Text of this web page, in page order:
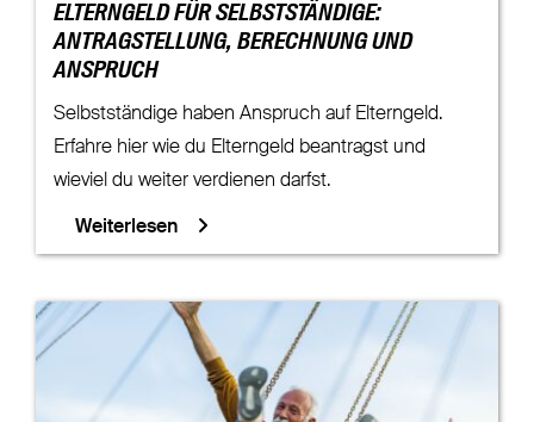
ELTERNGELD FÜR SELBSTSTÄNDIGE:
ANTRAGSTELLUNG, BERECHNUNG UND
ANSPRUCH
Selbstständige haben Anspruch auf Elterngeld.
Erfahre hier wie du Elterngeld beantragst und
wieviel du weiter verdienen darfst.
Weiterlesen